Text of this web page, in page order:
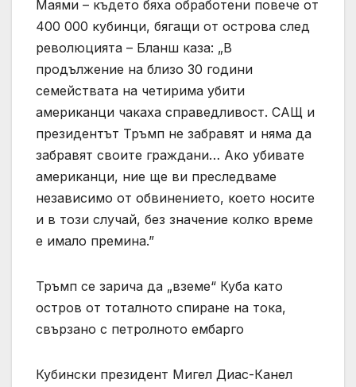
Маями – където бяха обработени повече от
400 000 кубинци, бягащи от острова след
революцията – Бланш каза: „В
продължение на близо 30 години
семействата на четирима убити
американци чакаха справедливост. САЩ и
президентът Тръмп не забравят и няма да
забравят своите граждани… Ако убивате
американци, ние ще ви преследваме
независимо от обвинението, което носите
и в този случай, без значение колко време
е имало премина.”
Тръмп се зарича да „вземе“ Куба като
остров от тоталното спиране на тока,
свързано с петролното ембарго
Кубински президент Мигел Диас-Канел